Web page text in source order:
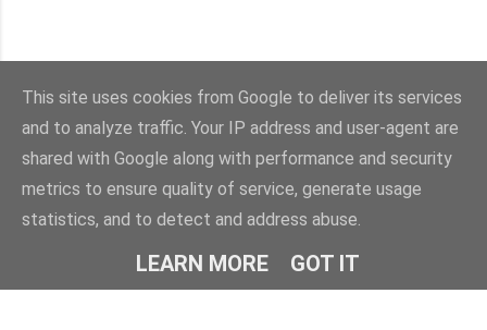
Använder Blogger
This site uses cookies from Google to deliver its services
and to analyze traffic. Your IP address and user-agent are
shared with Google along with performance and security
metrics to ensure quality of service, generate usage
statistics, and to detect and address abuse.
LEARN MORE GOT IT